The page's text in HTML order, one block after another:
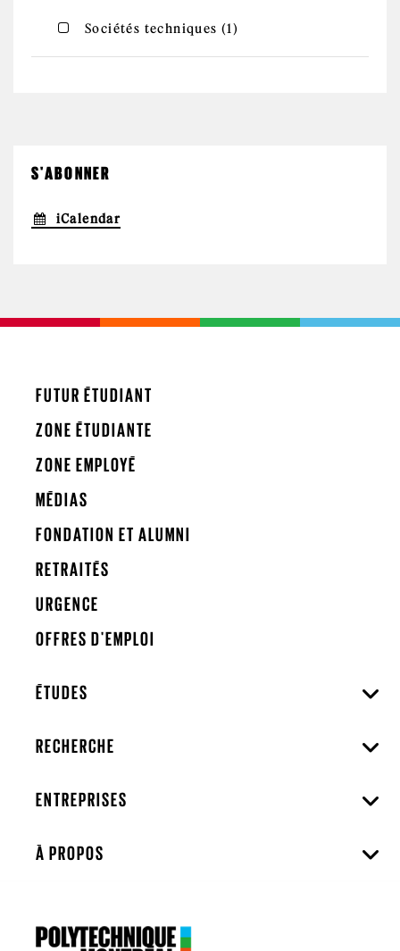
Apply Sociétés techniques filter
Sociétés techniques (1)
S'ABONNER
iCalendar
FUTUR ÉTUDIANT
ZONE ÉTUDIANTE
ZONE EMPLOYÉ
MÉDIAS
FONDATION ET ALUMNI
RETRAITÉS
URGENCE
OFFRES D'EMPLOI
ÉTUDES
RECHERCHE
ENTREPRISES
À PROPOS